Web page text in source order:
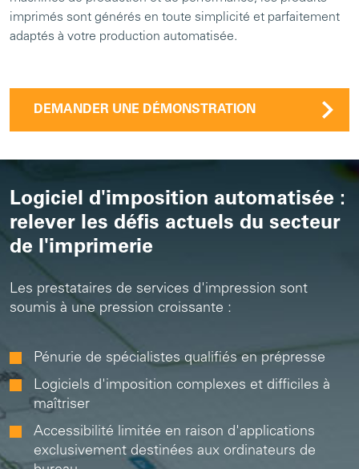
imprimés sont générés en toute simplicité et parfaitement
adaptés à votre production automatisée.
DEMANDER UNE DÉMONSTRATION
Logiciel d'imposition automatisée :
relever les défis actuels du secteur
de l'imprimerie
Les prestataires de services d'impression sont
soumis à une pression croissante :
Pénurie de spécialistes qualifiés en prépresse
Logiciels d'imposition complexes et difficiles à
maîtriser
Accessibilité limitée en raison d'applications
exclusivement destinées aux ordinateurs de